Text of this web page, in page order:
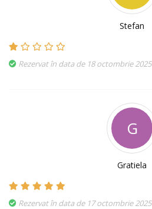
Stefan
Rezervat în data de 18 octombrie 2025
G
Gratiela
Rezervat în data de 17 octombrie 2025